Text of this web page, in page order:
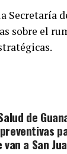
Secretaría
sobre el
de
a San